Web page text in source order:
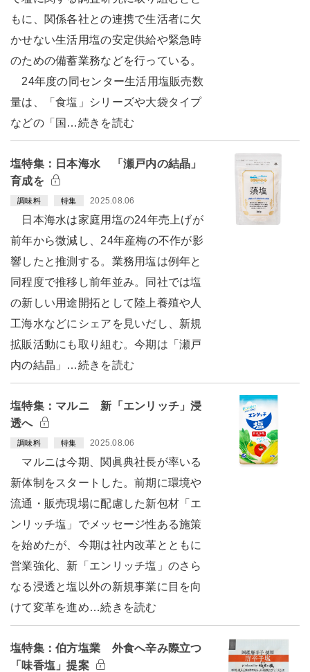
もに、関係各社との連携で生活者に欠
かせない生活用塩の安定供給や緊急時
のための備蓄業務などを行っている。
24年度の同センター生活用塩販売数
量は、「食塩」シリーズや大袋タイプ
などの「国…続きを読む
塩特集：日本海水 「瀬戸内の結晶」
育成を
調味料 特集 2025.08.06
日本海水は家庭用塩の24年売上げが
前年から微減し、24年産梅の不作が影
響したと推測する。業務用塩は例年と
同程度で推移し前年並み。同社では塩
の新しい用途開拓として陸上養殖や人
工海水などにシェアを見いだし、新規
拡販活動にも取り組む。今期は「瀬戸
内の結晶」…続きを読む
塩特集：マルニ 新「エンリッチ」浸
透へ
調味料 特集 2025.08.06
マルニは今期、関眞典社長が率いる
新体制をスタートした。前期に環境や
流通・販売現場に配慮した新包材「エ
ンリッチ塩」でメッセージ性ある施策
を始めたが、今期は社内改革とともに
営業強化、新「エンリッチ塩」のさら
なる浸透と塩以外の新規事業に目を向
けて変革を進め…続きを読む
塩特集：伯方塩業 外食へ辛み際立つ
「味香塩」提案